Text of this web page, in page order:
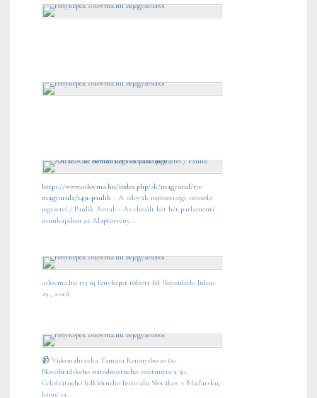
https://www.oslovma.hu/index.php/sk/magyarul/171-
magyarul2/1491-paulik - A szlovák nemzetiségi szószóló
jegyzetei / Paulik Antal: - Az elmúlt két hét parlamenti
munkájában az Alaptörvény...
oslovma.hu 133 új fényképet töltött fel (készültek: Július
29., 2:00).
📹 Videonahrávka Tamása Kerényiho zo 60.
Novohradského národnostného stretnutia a 30.
Celoštátneho folklórneho festivalu Slovákov v Maďarsku,
ktoré sa...